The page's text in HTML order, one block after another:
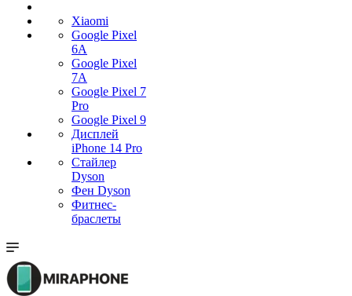
Xiaomi
Google Pixel
6A
Google Pixel
7А
Google Pixel 7
Pro
Google Pixel 9
Дисплей
iPhone 14 Pro
Стайлер
Dyson
Фен Dyson
Фитнес-
браслеты